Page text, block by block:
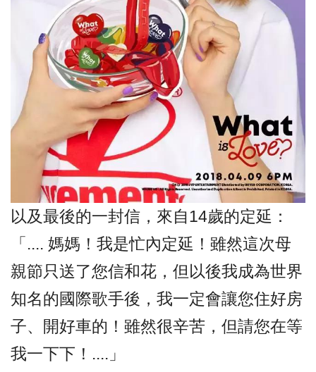
以及最後的一封信，來自14歲的定延：
「.... 媽媽！我是忙內定延！雖然這次母
親節只送了您信和花，但以後我成為世界
知名的國際歌手後，我一定會讓您住好房
子、開好車的！雖然很辛苦，但請您在等
我一下下！....」